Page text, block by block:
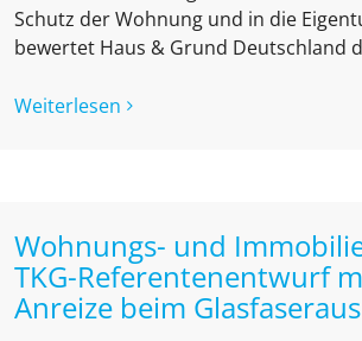
Schutz der Wohnung und in die
bewertet Haus & Grund Deutschland
Weiterlesen
Wohnungs- und
TKG-Referentenentwurf
Anreize beim